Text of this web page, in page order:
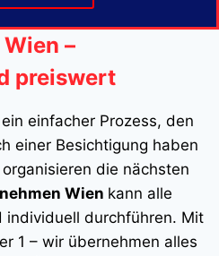
–
preiswert
einfacher Prozess, den
einer Besichtigung haben
die nächsten
Wien kann alle
durchführen. Mit
1 – wir übernehmen alles